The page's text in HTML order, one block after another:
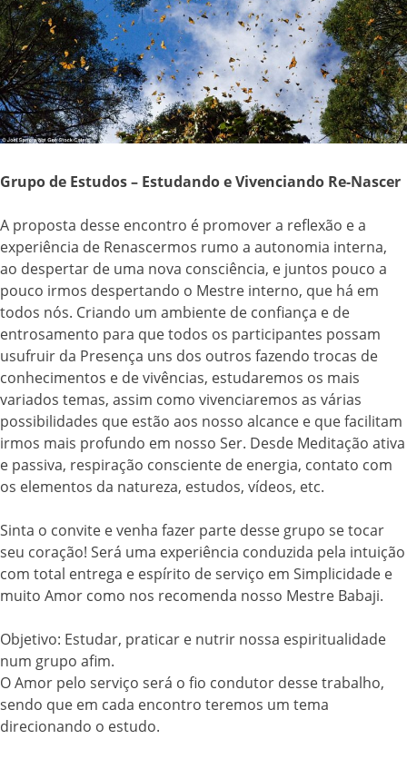
Grupo de Estudos – Estudando e Vivenciando Re-Nascer
A proposta desse encontro é promover a reflexão e a
experiência de Renascermos rumo a autonomia interna,
ao despertar de uma nova consciência, e juntos pouco a
pouco irmos despertando o Mestre interno, que há em
todos nós. Criando um ambiente de confiança e de
entrosamento para que todos os participantes possam
usufruir da Presença uns dos outros fazendo trocas de
conhecimentos e de vivências, estudaremos os mais
variados temas, assim como vivenciaremos as várias
possibilidades que estão aos nosso alcance e que facilitam
irmos mais profundo em nosso Ser. Desde Meditação ativa
e passiva, respiração consciente de energia, contato com
os elementos da natureza, estudos, vídeos, etc.
Sinta o convite e venha fazer parte desse grupo se tocar
seu coração! Será uma experiência conduzida pela intuição
com total entrega e espírito de serviço em Simplicidade e
muito Amor como nos recomenda nosso Mestre Babaji.
Objetivo: Estudar, praticar e nutrir nossa espiritualidade
num grupo afim.
O Amor pelo serviço será o fio condutor desse trabalho,
sendo que em cada encontro teremos um tema
direcionando o estudo.